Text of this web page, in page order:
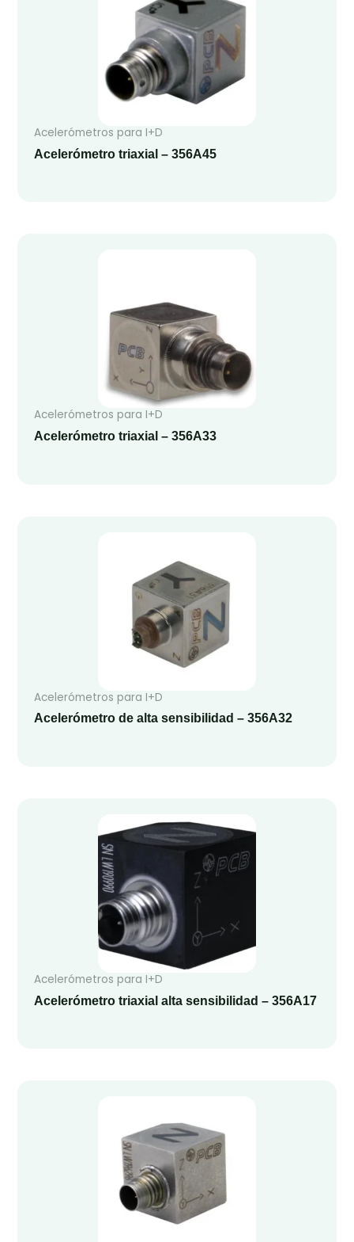
Acelerómetros para I+D
Acelerómetro triaxial – 356A45
Acelerómetros para I+D
Acelerómetro triaxial – 356A33
Acelerómetros para I+D
Acelerómetro de alta sensibilidad – 356A32
Acelerómetros para I+D
Acelerómetro triaxial alta sensibilidad – 356A17